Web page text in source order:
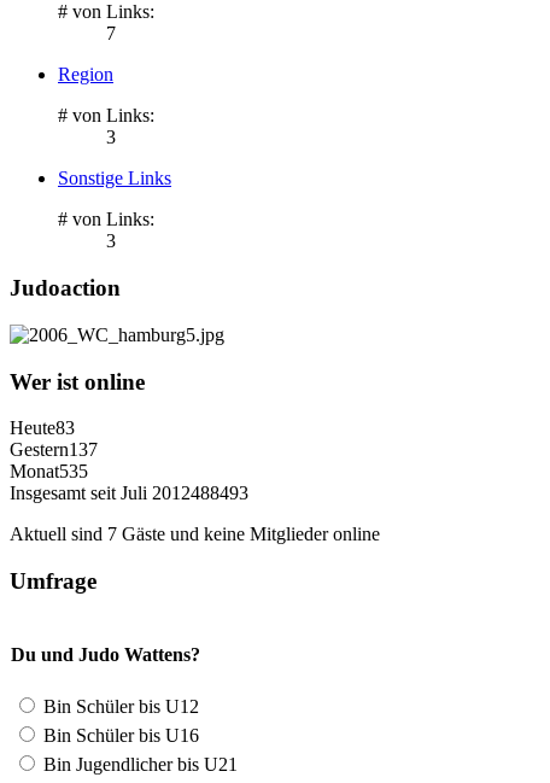
# von Links:
7
Region
# von Links:
3
Sonstige Links
# von Links:
3
Judoaction
Wer ist online
Heute83
Gestern137
Monat535
Insgesamt seit Juli 2012488493
Aktuell sind 7 Gäste und keine Mitglieder online
Umfrage
Du und Judo Wattens?
Bin Schüler bis U12
Bin Schüler bis U16
Bin Jugendlicher bis U21